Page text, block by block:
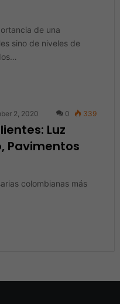
de una
sino de niveles de
2, 2020 0 339
Luz
Pavimentos
colombianas más